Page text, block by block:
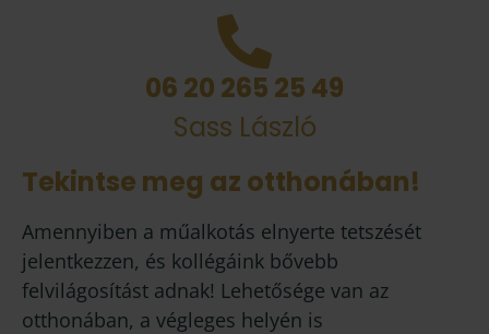
06 20 265 25 49
Sass László
Tekintse meg az otthonában!
Amennyiben a műalkotás elnyerte tetszését
jelentkezzen, és kollégáink bővebb
felvilágosítást adnak! Lehetősége van az
otthonában, a végleges helyén is